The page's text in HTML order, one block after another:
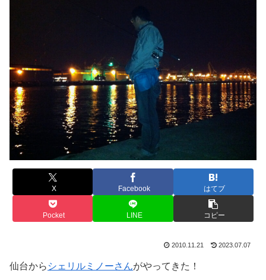
X Facebook はてブ
Pocket LINE コピー
2010.11.21 2023.07.07
仙台から シェリルミノーさんがやってきた！